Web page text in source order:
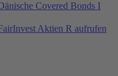
Covered Bonds I
Aktien R aufrufen